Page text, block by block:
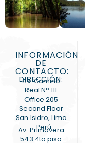
INFORMACIÓN
DE
CONTACTO:
DIRECCIÓN:
Av. Camino
Real N° 111
Office 205
Second Floor
San Isidro, Lima
- Perú
Av. Primavera
543 4to.piso